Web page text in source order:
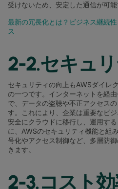
受けないため、安定した通信が可能
最新の冗長化とは？ビジネス継続
ス
2-2.セキュ
セキュリティの向上もAWSダイレ
の一つです。インターネットを経
で、データの盗聴や不正アクセス
す。これにより、企業は重要なビ
安全にクラウドに移行し、運用す
に、AWSのセキュリティ機能と組
号化やアクセス制御など、多層防
きます。
2-3.コスト